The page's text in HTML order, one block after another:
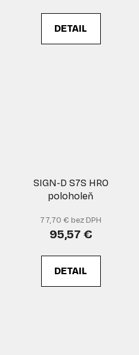
DETAIL
SIGN-D S7S HRO
poloholeň
77,70 € bez DPH
95,57 €
DETAIL